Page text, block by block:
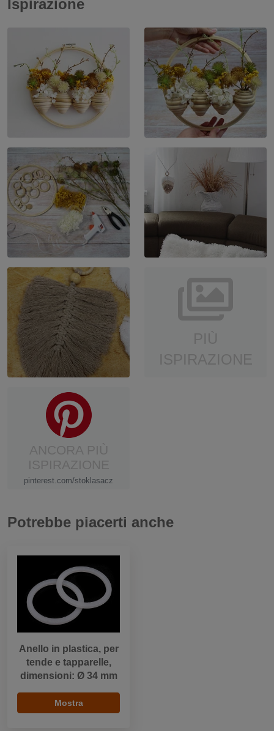
Ispirazione
pinterest.com/stoklasacz
Potrebbe piacerti anche
Anello in plastica, per
tende e tapparelle,
dimensioni: Ø 34 mm
Mostra